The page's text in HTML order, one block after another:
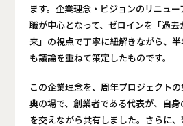
ます。企業理念・ビジョンのリニュ
職が中心となって、ゼロインを「過
来」の視点で丁寧に紐解きながら、
も議論を重ねて策定したものです。
この企業理念を、周年プロジェクト
典の場で、創業者である代表が、自
を交えながら共有しました。さらに